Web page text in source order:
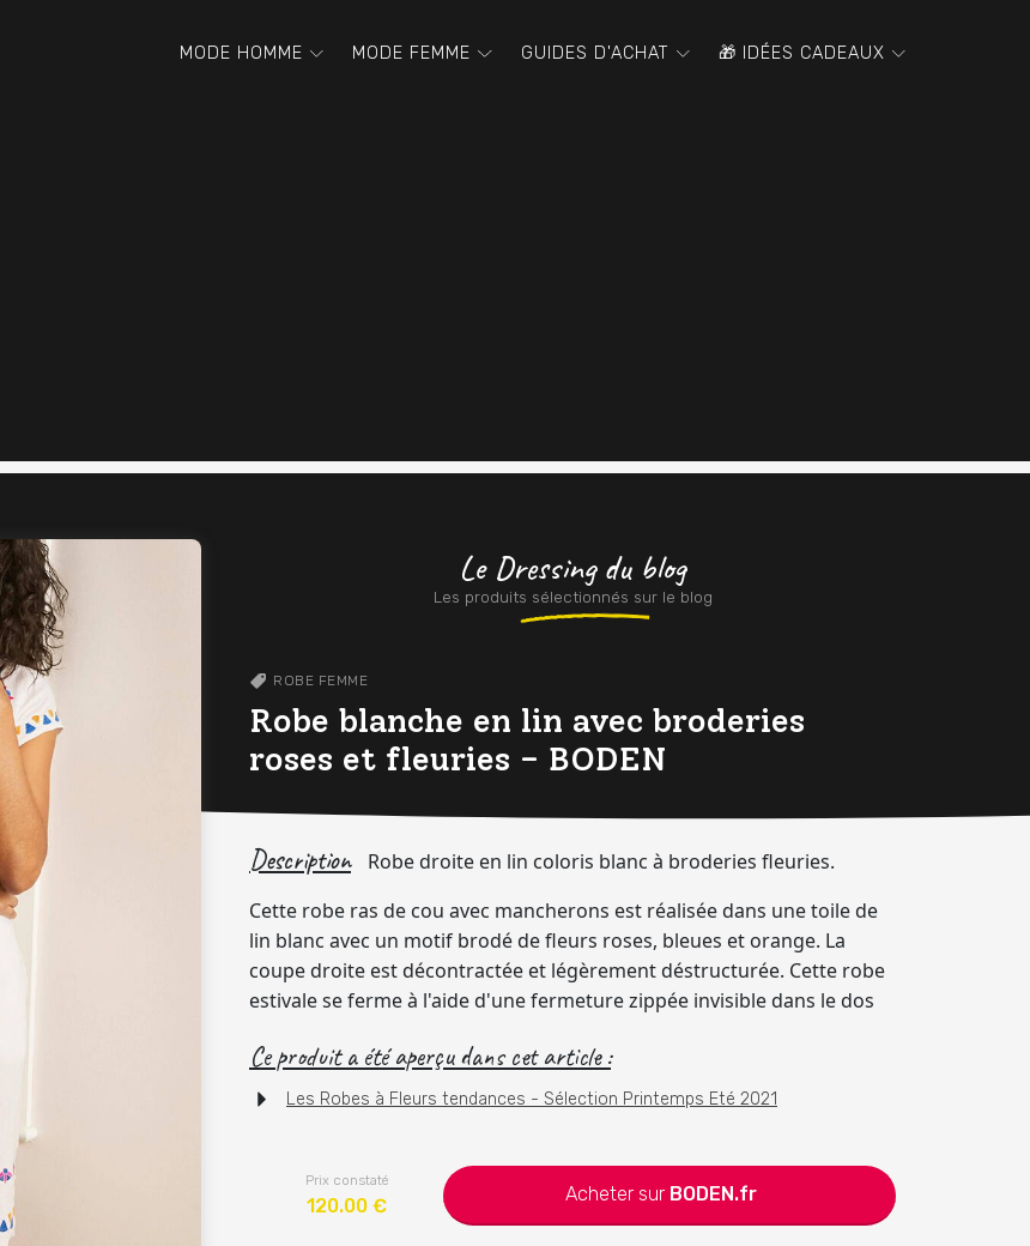
MODE HOMME MODE FEMME GUIDES D'ACHAT 🎁 IDÉES CADEAUX
Le Dressing du blog
Les produits sélectionnés sur le blog
ROBE FEMME
Robe blanche en lin avec broderies
roses et fleuries - BODEN
Description
Robe droite en lin coloris blanc à broderies fleuries.
Cette robe ras de cou avec mancherons est réalisée dans une toile de
lin blanc avec un motif brodé de fleurs roses, bleues et orange. La
coupe droite est décontractée et légèrement déstructurée. Cette robe
estivale se ferme à l'aide d'une fermeture zippée invisible dans le dos
Ce produit a été aperçu dans cet article :
Les Robes à Fleurs tendances - Sélection Printemps Eté 2021
Prix constaté
120.00€
Acheter sur BODEN.fr